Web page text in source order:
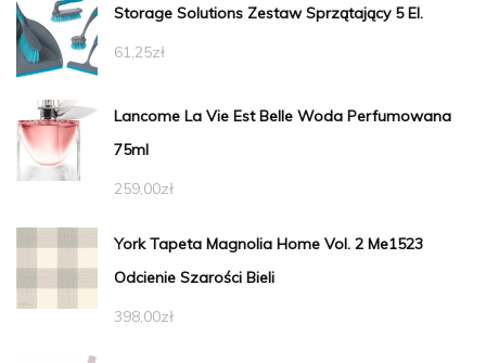
Storage Solutions Zestaw Sprzątający 5 El.
61,25zł
Lancome La Vie Est Belle Woda Perfumowana
75ml
259,00zł
York Tapeta Magnolia Home Vol. 2 Me1523
Odcienie Szarości Bieli
398,00zł